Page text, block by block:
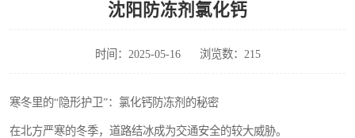
沈阳防冻剂氯化钙
时间：2025-05-16 浏览数：215
寒冬里的“隐形护卫”：氯化钙防冻剂的秘密
在北方严寒的冬季，道路结冰成为交通安全的较大威胁。
氯化钙
抑尘剂
氢氧化镁